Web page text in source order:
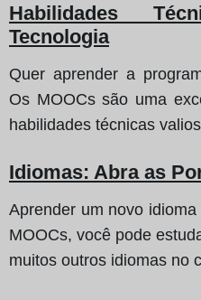
Habilidades
Tecnologia
Quer aprender a
Os MOOCs são uma
habilidades técnicas
Idiomas: Abra as
Aprender um novo
MOOCs, você pode
muitos outros idiomas no